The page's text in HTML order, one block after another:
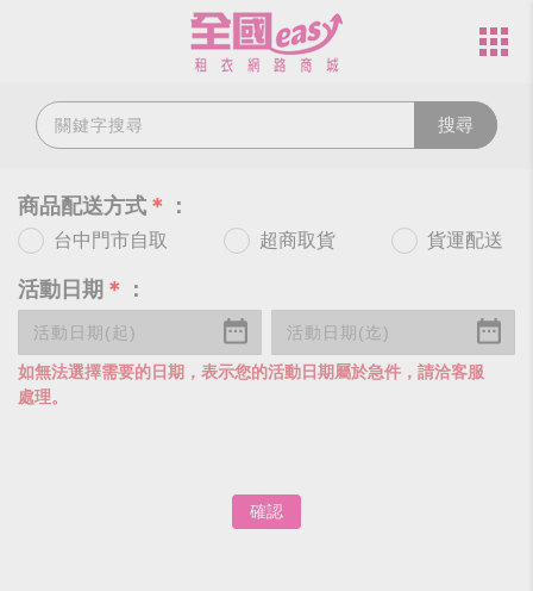
搜尋
商品配送方式 ＊ ：
台中門市自取 超商取貨 貨運配送
活動日期 ＊ ：
如無法選擇需要的日期，表示您的活動日期屬於急件，請洽客服
處理。
確認